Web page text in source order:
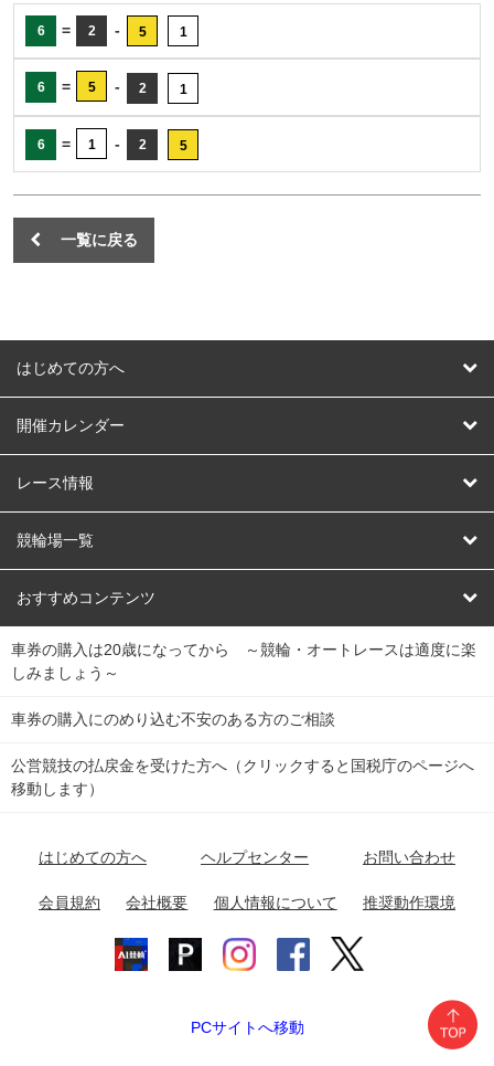
6 = 2 - 5 1
6 = 5 - 2 1
6 = 1 - 2 5
一覧に戻る
はじめての方へ
はじめての方へ
開催カレンダー
競輪
オートレース
競輪くじ
Dokanto!
チャリロトプラザ
レース情報
レース予想
レース結果
キャリーオーバー一覧
競輪場一覧
北日本 函館競輪場
関
東
弥彦競輪場 前橋競輪場 取手競輪場 宇都宮競輪場
関
東
小田原競輪場
名古屋競輪場 岐阜競輪場 大垣競輪場 豊橋競輪場
富山競輪場 松阪競輪場 四日市競輪場
福井競輪場 奈良競輪場 向日町競輪場
おすすめコンテンツ
競輪選手情報
Perfecta Navi
netkeirin
車券の購入は20歳になってから ～競輪・オートレースは適度に楽
しみましょう～
車券の購入にのめり込む不安のある方のご相談
公営競技の払戻金を受けた方へ（クリックすると国税庁のページへ
移動します）
はじめての方へ ヘルプセンター お問い合わせ
会員規約 会社概要 個人情報について 推奨動作環境
PCサイトへ移動